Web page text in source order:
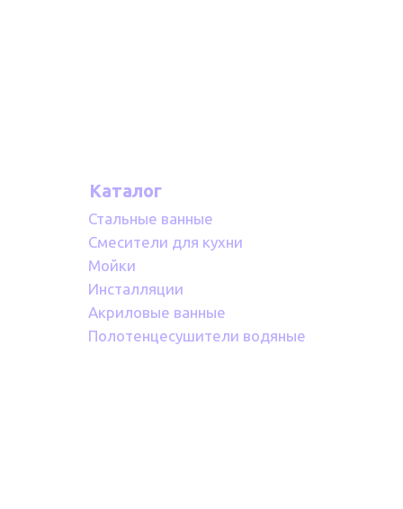
Каталог
Стальные ванные
Смесители для кухни
Мойки
Инсталляции
Акриловые ванные
Полотенцесушители водяные